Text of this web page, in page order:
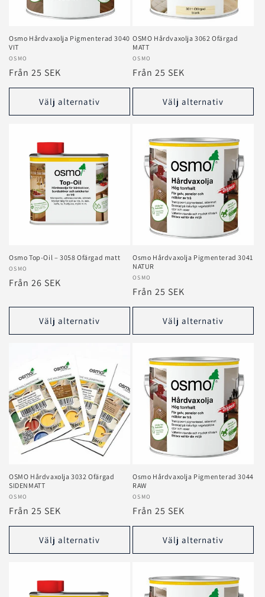
r
i
e
Osmo Hårdvaxolja Pigmenterad 3040
VIT
Säljare:
OSMO
Ordinarie
pris
Från 25 SEK
Välj alternativ
OSMO Hårdvaxolja 3062 Ofärgad
MATT
Säljare:
OSMO
Ordinarie
pris
Från 25 SEK
Välj alternativ
Osmo Top‑Oil – 3058 Ofärgad matt
Säljare:
OSMO
Ordinarie
Från 26 SEK
Välj alternativ
Osmo Hårdvaxolja Pigmenterad 3041
NATUR
Säljare:
OSMO
Ordinarie
pris
Från 25 SEK
Välj alternativ
OSMO Hårdvaxolja 3032 Ofärgad
SIDENMATT
Säljare:
OSMO
Ordinarie
pris
Från 25 SEK
Välj alternativ
Osmo Hårdvaxolja Pigmenterad 3044
RAW
Säljare:
OSMO
Ordinarie
pris
Från 25 SEK
Välj alternativ